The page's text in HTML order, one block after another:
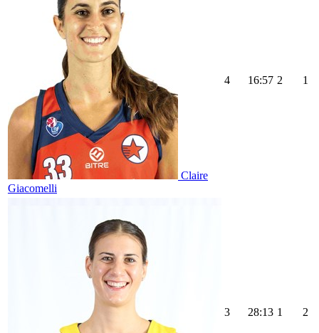
Claire
Giacomelli
4 16:57 2 1
3 28:13 1 2